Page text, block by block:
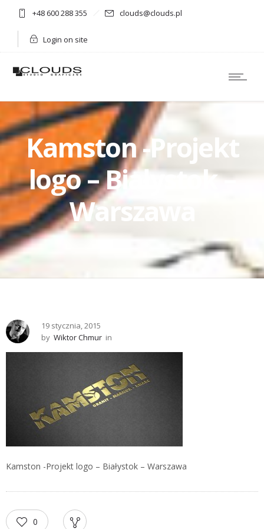
+48 600 288 355 clouds@clouds.pl
Login on site
Kamston -Projekt
logo – Białystok –
Warszawa
19 stycznia, 2015
by Wiktor Chmur in
Kamston -Projekt logo – Białystok – Warszawa
0